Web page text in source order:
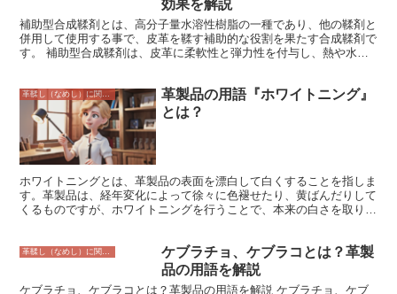
ートなどの製造に使用されます。 ペルトは、そのまま使用すること
はできません。鞣しをして、柔らかくして腐敗しにくくする必要があ
ります。鞣しには、様々な方法があり、最も一般的なのは、クロム鞣
しとベジタブル鞣しの2つです。クロム鞣しは、クロム塩を使用して
す。ベジタブル鞣しは、植物エキスを使用して鞣す方法で、時間がか
かりますが、風合いと耐久性に優れています。 ペルトは、様々な製
品の製造に使用される重要な素材です。鞣しによって、柔らかさと耐
久性を高め、製品として使用できるようになります。
効果を解説
補助型合成鞣剤とは、高分子量水溶性樹脂の一種であり、他の鞣剤と
併用して使用する事で、皮革を鞣す補助的な役割を果たす合成鞣剤で
す。 補助型合成鞣剤は、皮革に柔軟性と弾力性を付与し、熱や水に
型合成鞣剤には、様々な種類があり、それぞれに特徴があります。例
えば、クロム塩を主成分とするクロム補助鞣剤は、皮革に柔軟性と弾
力性を与え、熱や水に対する耐性を高める効果があります。また、ア
ルデヒドを主成分とするアルデヒド補助鞣剤は、皮革に柔軟性と弾力
性を与え、熱や水に対する耐性を高める効果があります。 補助型合
成鞣剤は、皮革製造において重要な役割を果たしており、皮革の特性
を向上させるために広く使用されています。
革鞣し（なめし）に関すること
革製品の用語『ホワイトニング』
とは？
ホワイトニングとは、革製品の表面を漂白して白くすることを指しま
す。革製品は、経年変化によって徐々に色褪せたり、黄ばんだりして
くるものですが、ホワイトニングを行うことで、本来の白さを取り戻
方法があります。 「化学的ホワイトニング」は、漂白剤などの薬品
を用いて革製品の表面を漂白する方法です。この方法では、短時間で
劇的なホワイトニング効果を得ることができますが、薬品の使用によ
革鞣し（なめし）に関すること
ケブラチョ、ケブラコとは？革製
品の用語を解説
ケブラチョ、ケブラコとは？革製品の用語を解説 ケブラチョ、ケブ